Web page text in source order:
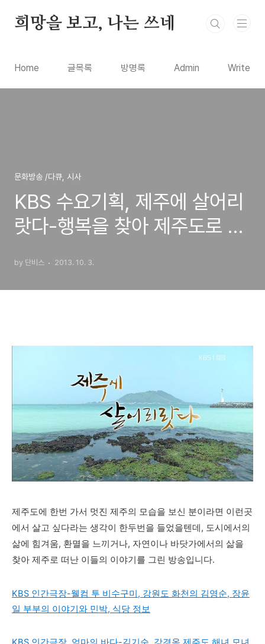
희망을 보고, 나는 쓰네
Home 글목록 방명록 Admin Write
문화방송 /다큐, 시사
KBS 수요기획, 제주에 살어리
랏다-행복을 찾아 제주도로 떠
by 단비스 2013. 10. 3.
제주도에 한번 가서 멋진 제주의 모습을 보신 분이라면 이런곳
에서 살고 싶다라는 생각이 한두번을 들었을텐데, 도시에서의
삶에 힘겨움, 환멸을 느끼거나, 자연이나 바닷가에서의 삶을
찾아 제주로 떠난 이들의 이야기를 그린 방송입니다.
KBS 인간극장-웰컴 투 비수구미, 강원도 화천의 김영순, 장윤
일 부부의 이야기와 민박, 식당 정보